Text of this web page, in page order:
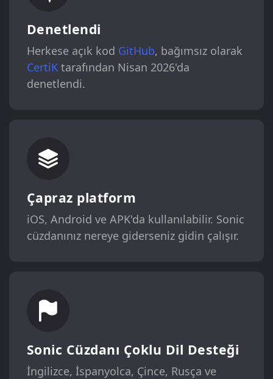
Denetlendi
Herkese açık kod GitHub, bağımsız olarak
CertiKtarafından Nisan 2026'da
denetlendi.
Çapraz platform
iOS, Android ve APK'da kullanılabilir. Sonic
cüzdanınız nereye giderseniz gidin çalışır.
Sonic Cüzdanı Çoklu Dil Desteği
İngilizce, İspanyolca, Çince, Rusça ve